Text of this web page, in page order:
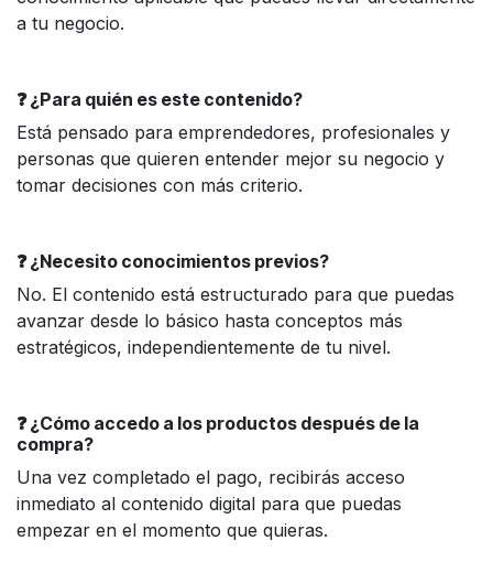
a tu negocio.
❓ ¿Para quién es este contenido?
Está pensado para emprendedores, profesionales y
personas que quieren entender mejor su negocio y
tomar decisiones con más criterio.
❓ ¿Necesito conocimientos previos?
No. El contenido está estructurado para que puedas
avanzar desde lo básico hasta conceptos más
estratégicos, independientemente de tu nivel.
❓ ¿Cómo accedo a los productos después de la
compra?
Una vez completado el pago, recibirás acceso
inmediato al contenido digital para que puedas
empezar en el momento que quieras.